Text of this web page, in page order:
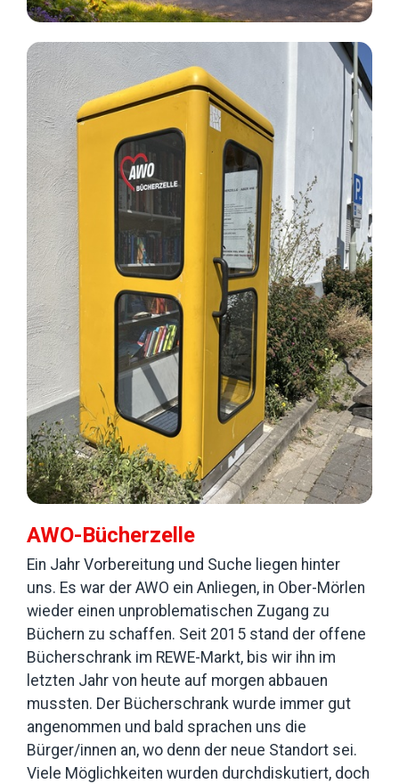
AWO-Bücherzelle
Ein Jahr Vorbereitung und Suche liegen hinter
uns. Es war der AWO ein Anliegen, in Ober-Mörlen
wieder einen unproblematischen Zugang zu
Büchern zu schaffen. Seit 2015 stand der offene
Bücherschrank im REWE-Markt, bis wir ihn im
letzten Jahr von heute auf morgen abbauen
mussten. Der Bücherschrank wurde immer gut
angenommen und bald sprachen uns die
Bürger/innen an, wo denn der neue Standort sei.
Viele Möglichkeiten wurden durchdiskutiert, doch